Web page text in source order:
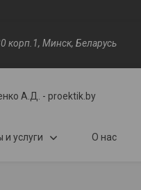
корп.1, Минск, Беларусь
А.Д. - proektik.by
и услуги О нас